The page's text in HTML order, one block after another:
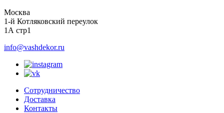
Москва
1-й Котляковский переулок
1А стр1
info@vashdekor.ru
Сотрудничество
Доставка
Контакты